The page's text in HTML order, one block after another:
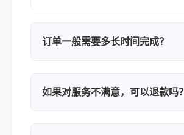
订单一般需要多长时间完成？
如果对服务不满意，可以退款吗？